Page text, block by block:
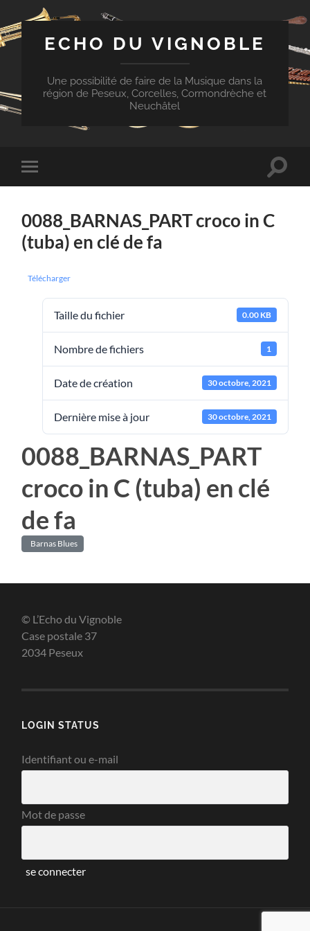
ECHO DU VIGNOBLE
Une possibilité de faire de la Musique dans la
région de Peseux, Corcelles, Cormondrèche et
Neuchâtel
Toggle
mobile
Toggle
0088_BARNAS_PART croco in C
(tuba) en clé de fa
Télécharger
Taille du fichier 0.00 KB
Nombre de fichiers 1
Date de création 30 octobre, 2021
Dernière mise à jour 30 octobre, 2021
0088_BARNAS_PART
croco in C (tuba) en clé
de fa
Barnas Blues
© L’Echo du Vignoble
Case postale 37
2034 Peseux
LOGIN STATUS
Identifiant ou e-mail
Mot de passe